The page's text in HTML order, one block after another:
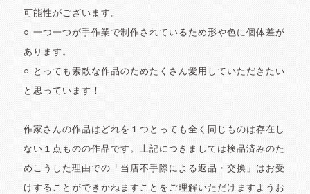
可能性がございます。
○ 一つ一つが手作業で制作されているため形や色に個体差が
あります。
○ とっても素敵な作品のためたくさん愛用していただきたい
と思っています！
作家さんの作品はどれを１つとっても全く同じものは存在し
ない１点ものの作品です。上記につきましては検品済みのた
めこうした理由での「当店不手際による返品・交換」はお受
けすることができかねますことをご理解いただけますようお